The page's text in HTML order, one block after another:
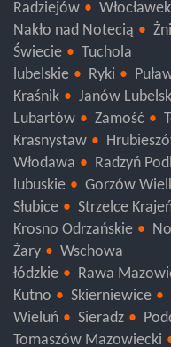
Wąbrzeźno
Radziejów
Włocławek
Nakło nad Notecią
Świecie
Tuchola
lubelskie
Ryki
Kraśnik
Janów
Lubartów
Zamość
Krasnystaw
Włodawa
Radzyń
lubuskie
Gorzów
Słubice
Strzelce
Krosno Odrzańskie
Żary
Wschowa
łódzkie
Rawa
Kutno
Skierniewice
Wieluń
Sieradz